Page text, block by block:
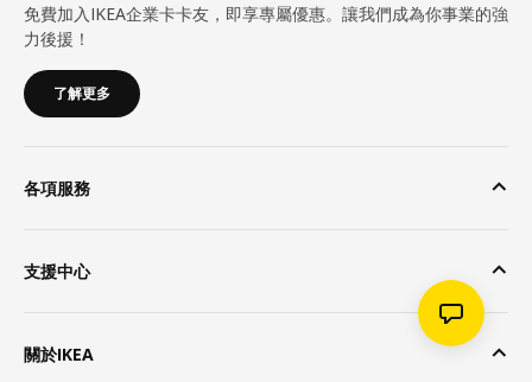
免費加入IKEA企業卡卡友，即享專屬優惠。讓我們成為你事業的強
力後援！
了解更多
各項服務
支援中心
關於IKEA